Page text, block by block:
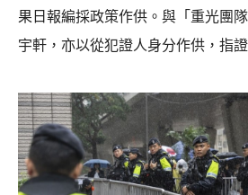
果日報編採政策作供。與「重光團
宇軒，亦以從犯證人身分作供，指